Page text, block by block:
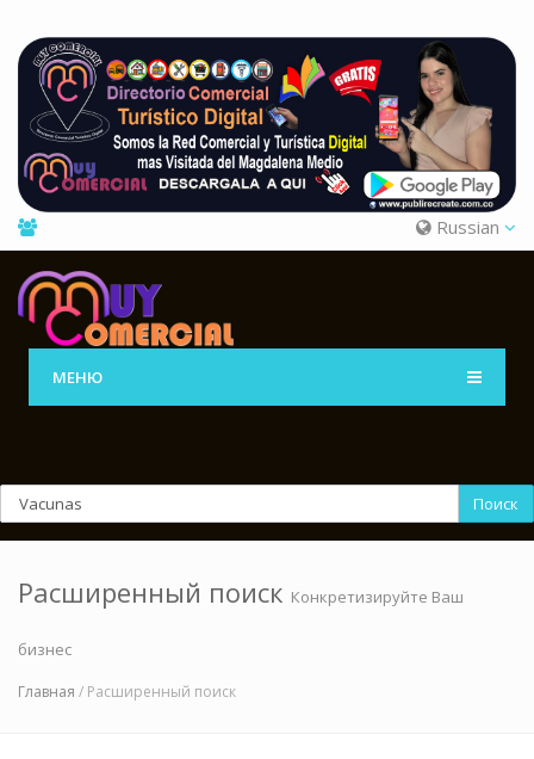
Russian
МЕНЮ
Поиск
Расширенный поиск Конкретизируйте Ваш
бизнес
Главная / Расширенный поиск